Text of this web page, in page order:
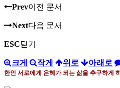
Prev이전 문서
Next다음 문서
ESC닫기
크게 작게 위로 아래로
한인 서로에게 은혜가 되는 삶을 추구하게